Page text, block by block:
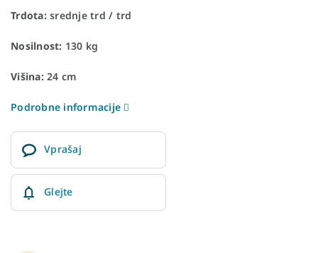
Trdota:srednje trd / trd
Nosilnost: 130 kg
Višina:24 cm
Podrobne informacije
Vprašaj
Glejte